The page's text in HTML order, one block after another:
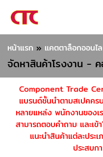
หน้าแรก » แคตตาล็อกออนไ
จัดหาสินค้าโรงงาน -
Component Trade
แบรนด์ชั้นนำตามสเปคคร
หลายแหล่ง พนักงานของเ
สามารถตอบคำถาม และเข้
แนะนำสินค้าแต่ละปร
ประสบ